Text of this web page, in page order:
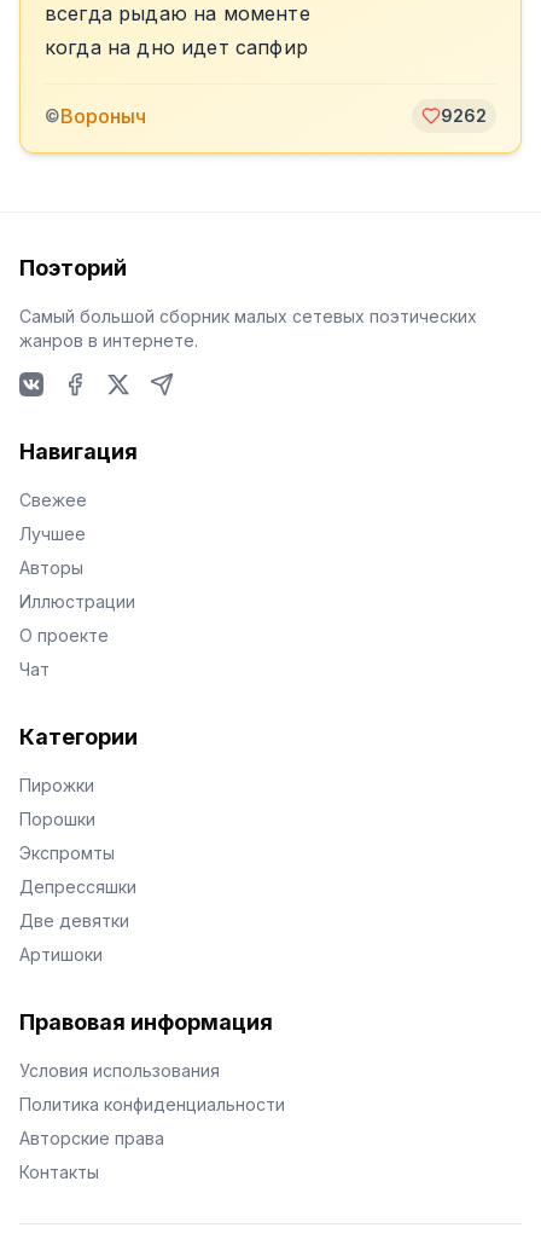
всегда рыдаю на моменте
когда на дно идет сапфир
©Вороныч 9262
Поэторий
Самый большой сборник малых сетевых поэтических
жанров в интернете.
Навигация
Свежее
Лучшее
Авторы
Иллюстрации
О проекте
Чат
Категории
Пирожки
Порошки
Экспромты
Депрессяшки
Две девятки
Артишоки
Правовая информация
Условия использования
Политика конфиденциальности
Авторские права
Контакты